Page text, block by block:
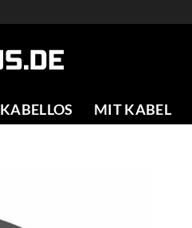
KABELLOS MIT KABEL